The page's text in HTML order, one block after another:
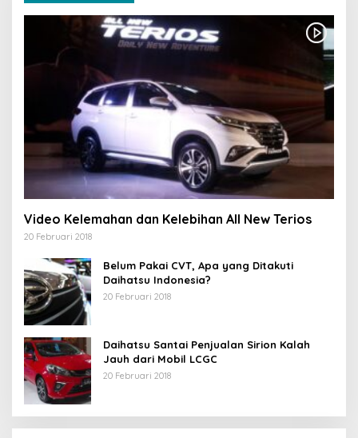
Video Kelemahan dan Kelebihan All New Terios
20 Februari 2018
Belum Pakai CVT, Apa yang Ditakuti
Daihatsu Indonesia?
20 Februari 2018
Daihatsu Santai Penjualan Sirion Kalah
Jauh dari Mobil LCGC
20 Februari 2018